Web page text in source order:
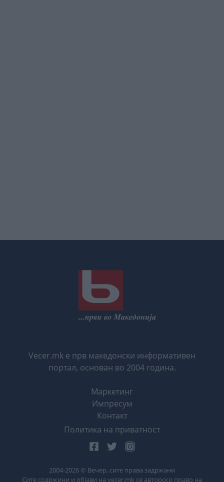
Vecer.mk е прв македонски информативен
портал, основан во 2004 година.
Маркетинг
Импресум
Контакт
Политика на приватност
2004-2026 © Вечер, сите права задржани
Сите содржини и објави на vecer.mk се авторско право на